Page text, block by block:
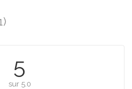
5
sur 5.0